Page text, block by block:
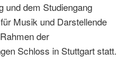
und dem Studiengang
Musik und Darstellende
der
Schloss in Stuttgart statt.